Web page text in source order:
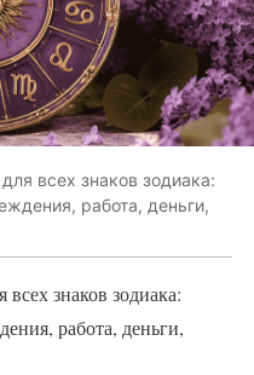
всех знаков зодиака:
работа, деньги,
знаков зодиака:
работа, деньги,